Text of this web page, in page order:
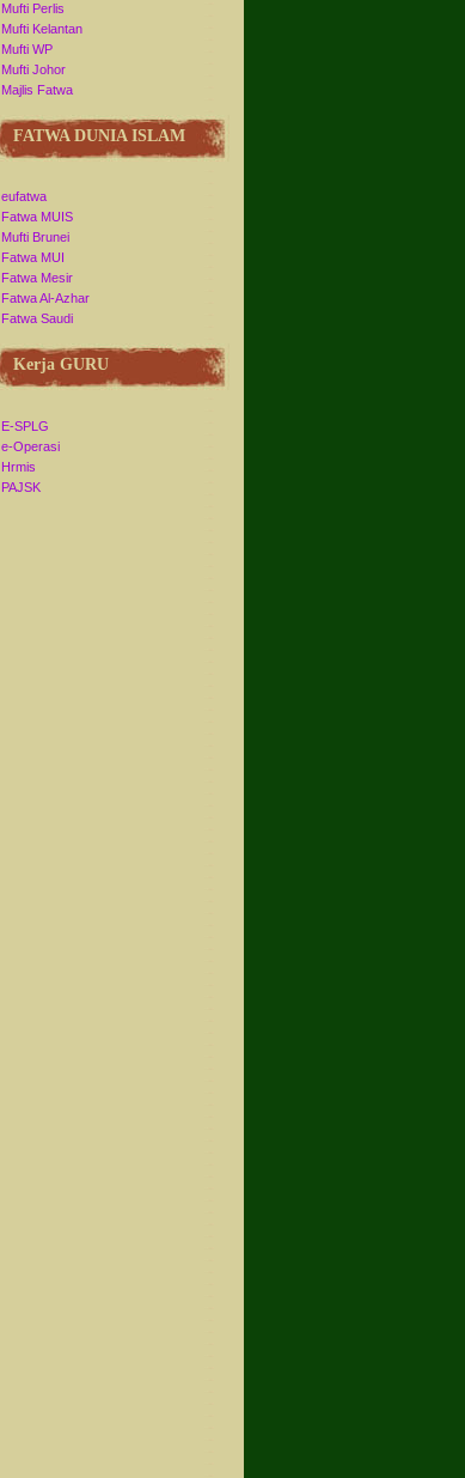
Mufti Perlis
Mufti Kelantan
Mufti WP
Mufti Johor
Majlis Fatwa
FATWA DUNIA ISLAM
eufatwa
Fatwa MUIS
Mufti Brunei
Fatwa MUI
Fatwa Mesir
Fatwa Al-Azhar
Fatwa Saudi
Kerja GURU
E-SPLG
e-Operasi
Hrmis
PAJSK